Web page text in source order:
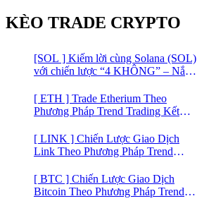
KÈO TRADE CRYPTO
[SOL ] Kiếm lời cùng Solana (SOL)
với chiến lược “4 KHÔNG” – Nắm
lý
[ ETH ] Trade Etherium Theo
Phương Pháp Trend Trading Kết
[ LINK ] Chiến Lược Giao Dịch
Link Theo Phương Pháp Trend
[ BTC ] Chiến Lược Giao Dịch
Bitcoin Theo Phương Pháp Trend